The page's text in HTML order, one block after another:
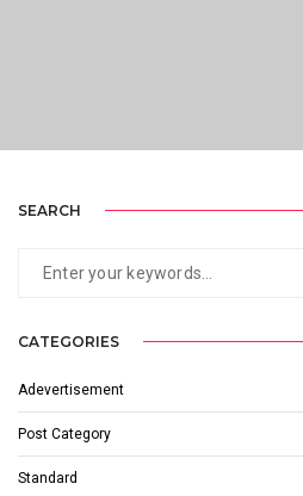
SEARCH
CATEGORIES
Adevertisement
Post Category
Standard